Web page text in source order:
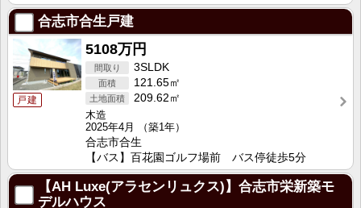
合志市合生戸建
戸建
5108万円
3SLDK
121.65㎡
209.62㎡
木造
2025年4月
（築1年）
合志市合生
【バス】百花園ゴルフ場前 バス停徒歩5分
【AH Luxe(アラセンリュクス)】合志市栄新築モ
デルハウス